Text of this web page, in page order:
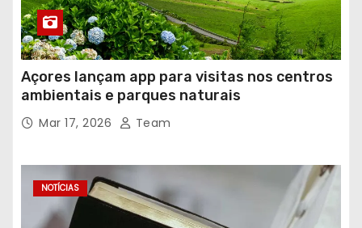
Açores lançam app para visitas nos centros
ambientais e parques naturais
Mar 17, 2026 Team
NOTÍCIAS